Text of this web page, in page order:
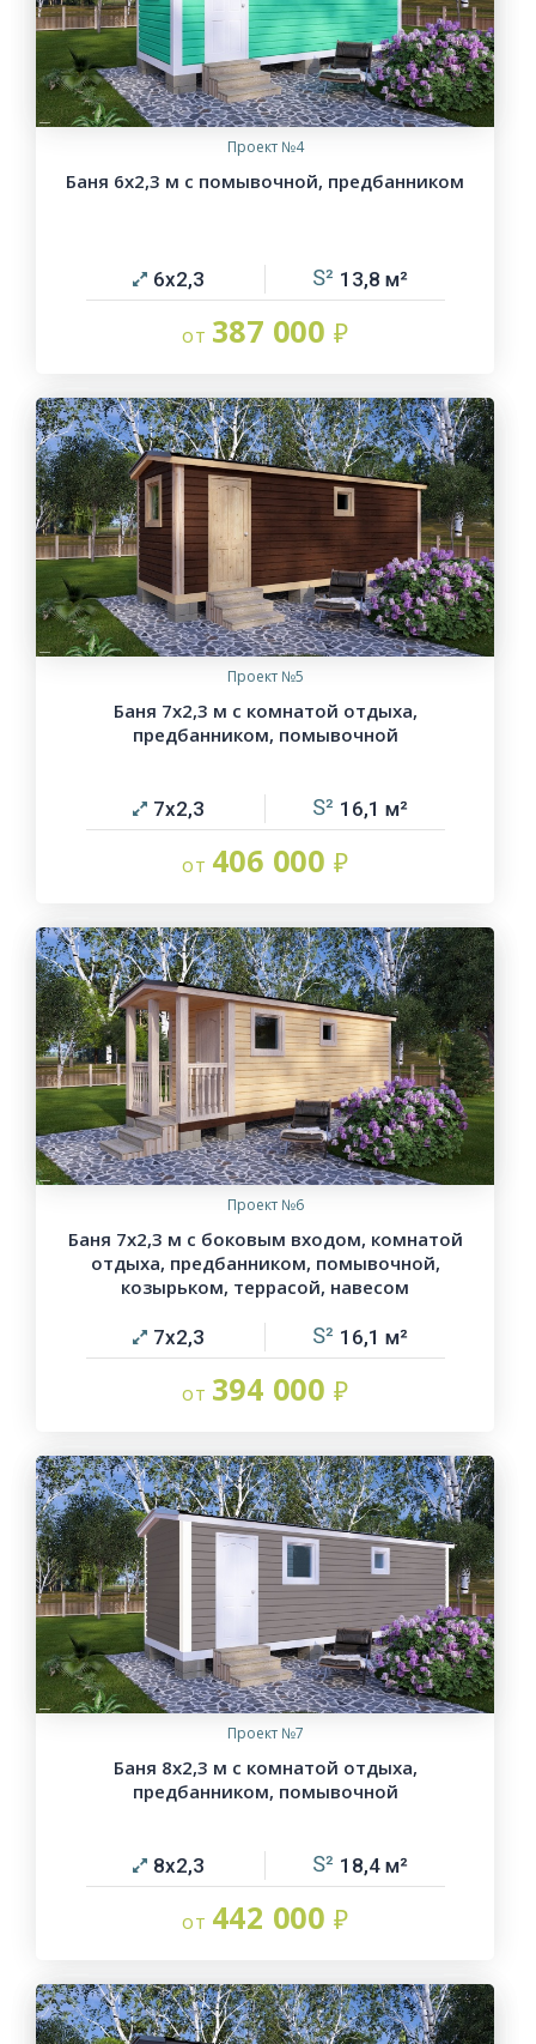
Проект №4
Баня 6х2,3 м с помывочной, предбанником
6х2,3 13,8
387 000
Проект №5
Баня 7х2,3 м с комнатой отдыха,
предбанником, помывочной
7х2,3 16,1
406 000
Проект №6
Баня 7х2,3 м с боковым входом, комнатой
отдыха, предбанником, помывочной,
козырьком, террасой, навесом
7х2,3 16,1
394 000
Проект №7
Баня 8х2,3 м с комнатой отдыха,
предбанником, помывочной
8х2,3 18,4
442 000